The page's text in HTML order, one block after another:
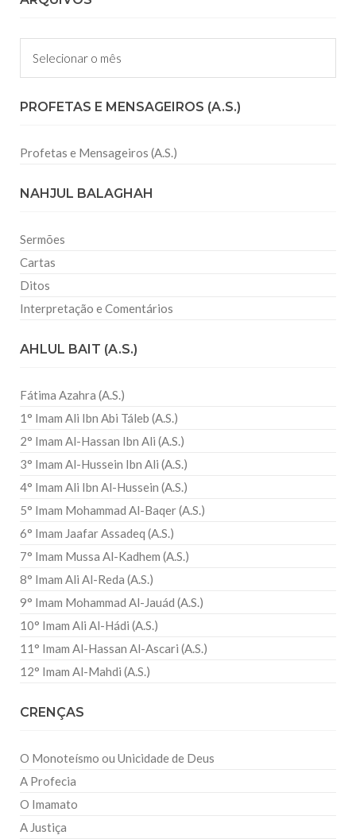
Arquivos
PROFETAS E MENSAGEIROS (A.S.)
Profetas e Mensageiros (A.S.)
NAHJUL BALAGHAH
Sermões
Cartas
Ditos
Interpretação e Comentários
AHLUL BAIT (A.S.)
Fátima Azahra (A.S.)
1° Imam Ali Ibn Abi Táleb (A.S.)
2° Imam Al-Hassan Ibn Ali (A.S.)
3° Imam Al-Hussein Ibn Ali (A.S.)
4° Imam Ali Ibn Al-Hussein (A.S.)
5° Imam Mohammad Al-Baqer (A.S.)
6° Imam Jaafar Assadeq (A.S.)
7° Imam Mussa Al-Kadhem (A.S.)
8° Imam Ali Al-Reda (A.S.)
9° Imam Mohammad Al-Jauád (A.S.)
10° Imam Ali Al-Hádi (A.S.)
11° Imam Al-Hassan Al-Ascari (A.S.)
12° Imam Al-Mahdi (A.S.)
CRENÇAS
O Monoteísmo ou Unicidade de Deus
A Profecia
O Imamato
A Justiça